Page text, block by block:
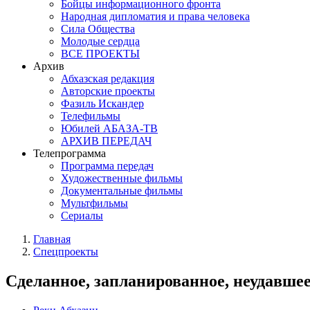
Бойцы информационного фронта
Народная дипломатия и права человека
Сила Общества
Молодые сердца
ВСЕ ПРОЕКТЫ
Архив
Абхазская редакция
Авторские проекты
Фазиль Искандер
Телефильмы
Юбилей АБАЗА-ТВ
АРХИВ ПЕРЕДАЧ
Телепрограмма
Программа передач
Художественные фильмы
Документальные фильмы
Мультфильмы
Сериалы
Главная
Спецпроекты
Сделанное, запланированное,